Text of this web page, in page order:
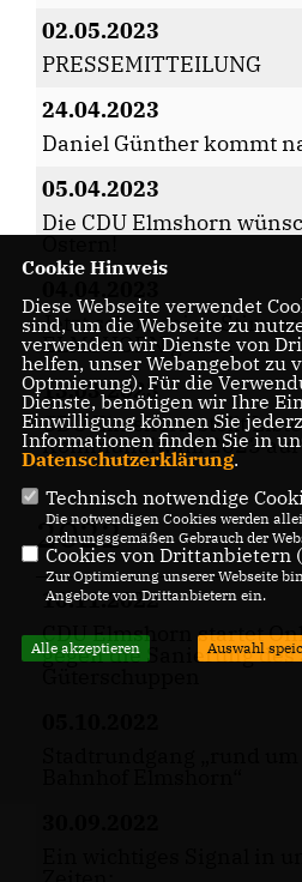
02.05.2023
PRESSEMITTEILUNG
24.04.2023
Daniel Günther kommt
05.04.2023
Die CDU Elmshorn
Ostern!
Jetzt schon seine
ELMSHORN geben
13.03.2023
CDU Elmshorn stellt
Kommunalwahl 2023 auf
2022
10.11.2022
CDU Elmshorn startet
gegen die Sanierung des
Cookie Hinweis
Diese Webseite verwendet
sind, um die Webseite zu
verwenden wir Dienste von
helfen, unser Webangebot zu
Optmierung). Für die
Dienste, benötigen wir Ihre
Einwilligung können Sie
Informationen finden Sie in
Datenschutzerklärung.
Technisch notwendige
Die notwendigen Cookies werden
ordnungsgemäßen Gebrauch der
Cookies von Drittanbietern (
Zur Optimierung unserer Webseite
Angebote von Drittanbietern ein.
Alle akzeptieren Auswahl